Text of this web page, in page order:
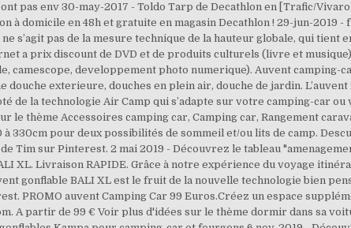
pas env 30-may-2017 - Toldo Tarp de Decathlon en [Trafic/
à domicile en 48h et gratuite en magasin Decathlon ! 29-jun-2019
s’agit pas de la mesure technique de la hauteur globale, qui
a prix discount de DVD et de produits culturels (livre et
camescope, developpement photo numerique). Auvent camping-
exterieure, douches en plein air, douche de jardin.
de la technologie Air Camp qui s’adapte sur votre camping-car
le thème Accessoires camping car, Camping car, Rangement
330cm pour deux possibilités de sommeil et/ou lits de camp.
Tim sur Pinterest. 2 mai 2019 - Découvrez le tableau
XL. Livraison RAPIDE. Grâce à notre expérience du voyage
gonflable BALI XL est le fruit de la nouvelle technologie bien
PROMO auvent Camping Car 99 Euros.Créez un espace
A partir de 99 € Voir plus d'idées sur le thème dormir dans sa